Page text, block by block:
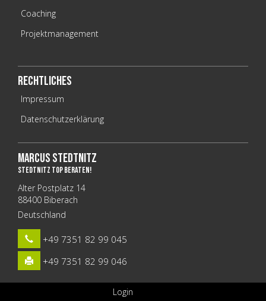
Coaching
Projektmanagement
Rechtliches
Impressum
Datenschutzerklärung
Marcus Stedtnitz
stedtnITz top beraten!
Alter Postplatz 14
88400 Biberach
Deutschland
+49 7351 82 99 045
+49 7351 82 99 046
Login